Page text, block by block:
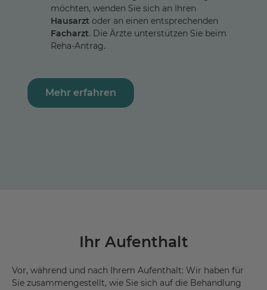
möchten, wenden Sie sich an Ihren
Hausarzt oder an einen entsprechenden
Facharzt. Die Ärzte unterstützen Sie beim
Reha-Antrag.
Mehr erfahren
Ihr Aufenthalt
Vor, während und nach Ihrem Aufenthalt: Wir haben für
Sie zusammengestellt, wie Sie sich auf die Behandlung